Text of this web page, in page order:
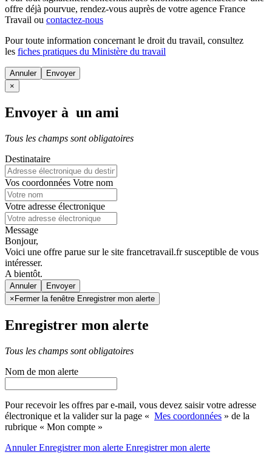
offre déjà pourvue, rendez-vous auprès de votre agence France
Travail ou contactez-nous
Pour toute information concernant le droit du travail, consultez
les fiches pratiques du Ministère du travail
Annuler
×
Envoyer à un ami
Tous les champs sont obligatoires
Destinataire
Vos coordonnées Votre nom
Votre adresse électronique
Message
Bonjour,
Voici une offre parue sur le site francetravail.fr susceptible de vous
intéresser.
A bientôt.
Annuler
× Fermer la fenêtre Enregistrer mon alerte
Enregistrer mon alerte
Tous les champs sont obligatoires
Nom de mon alerte
Pour recevoir les offres par e-mail, vous devez saisir votre adresse
électronique et la valider sur la page « Mes coordonnées » de la
rubrique « Mon compte »
AnnulerEnregistrer mon alerte Enregistrermon alerte